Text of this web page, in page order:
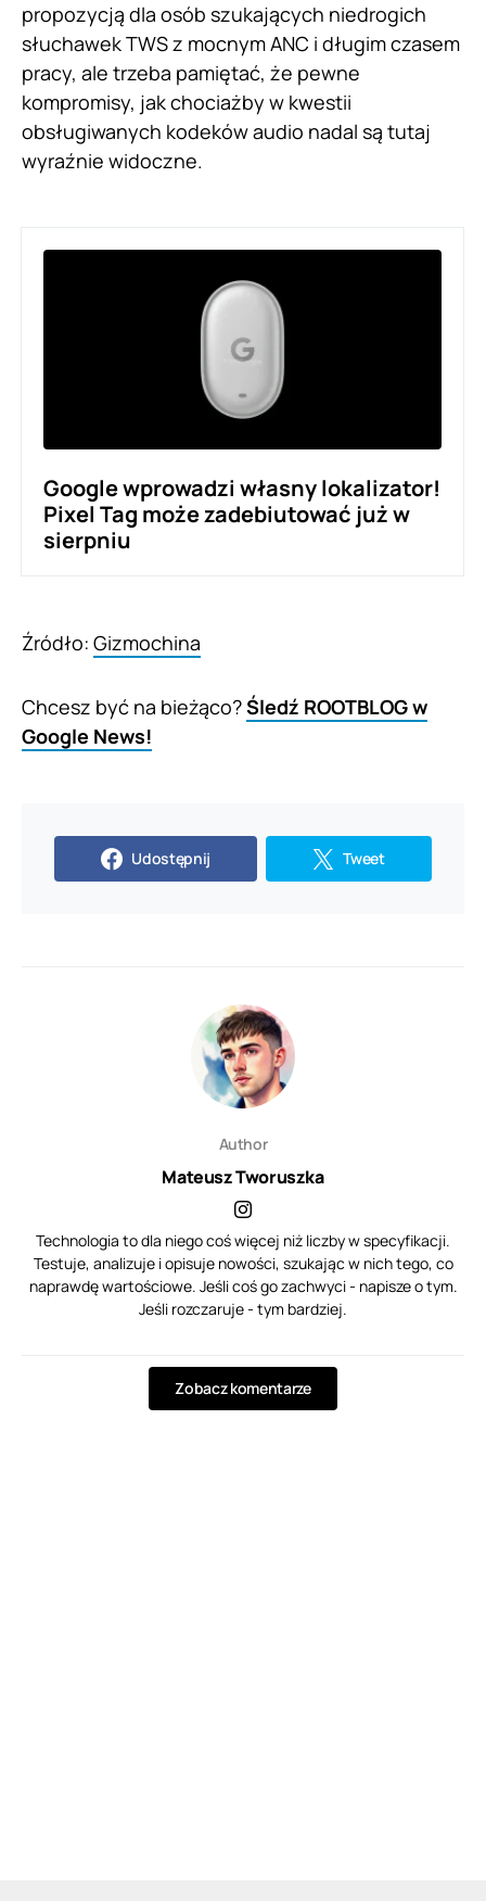
propozycją dla osób szukających niedrogich
słuchawek TWS z mocnym ANC i długim czasem
pracy, ale trzeba pamiętać, że pewne
kompromisy, jak chociażby w kwestii
obsługiwanych kodeków audio nadal są tutaj
wyraźnie widoczne.
Google wprowadzi własny lokalizator!
Pixel Tag może zadebiutować już w
sierpniu
Źródło: Gizmochina
Chcesz być na bieżąco?Śledź ROOTBLOG w
Google News!
Udostępnij Tweet
Author
Mateusz Tworuszka
Technologia to dla niego coś więcej niż liczby w specyfikacji.
Testuje, analizuje i opisuje nowości, szukając w nich tego, co
naprawdę wartościowe. Jeśli coś go zachwyci - napisze o tym.
Jeśli rozczaruje - tym bardziej.
Zobacz komentarze